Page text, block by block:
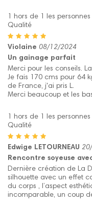
1 hors de 1 les
Qualité
Violaine 08/12/2024
Un gainage parfait
Merci pour les conseils.
Je fais 170 cms pour 64
de France, j'ai pris L.
Merci beaucoup et les
1 hors de 1 les
Qualité
Edwige LETOURNEAU
Rencontre soyeuse
Dernière création de La
silhouette avec un effet
du corps , l’aspect
incomparable, un coup